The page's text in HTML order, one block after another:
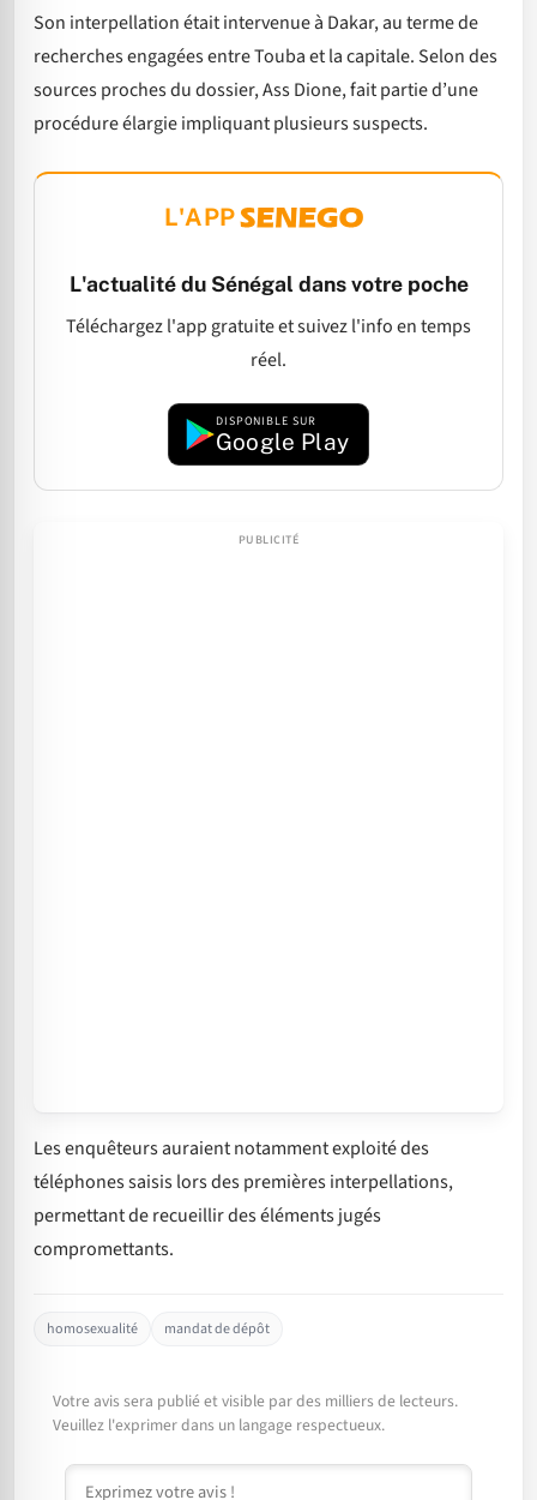
Son interpellation était intervenue à Dakar, au terme de
recherches engagées entre Touba et la capitale. Selon des
sources proches du dossier, Ass Dione, fait partie d’une
procédure élargie impliquant plusieurs suspects.
L'APP
L'actualité du Sénégal dans votre poche
Téléchargez l'app gratuite et suivez l'info en temps
réel.
DISPONIBLE SUR
Google Play
Les enquêteurs auraient notamment exploité des
téléphones saisis lors des premières interpellations,
permettant de recueillir des éléments jugés
compromettants.
homosexualité mandat de dépôt
Votre avis sera publié et visible par des milliers de lecteurs.
Veuillez l'exprimer dans un langage respectueux.
Commentaire